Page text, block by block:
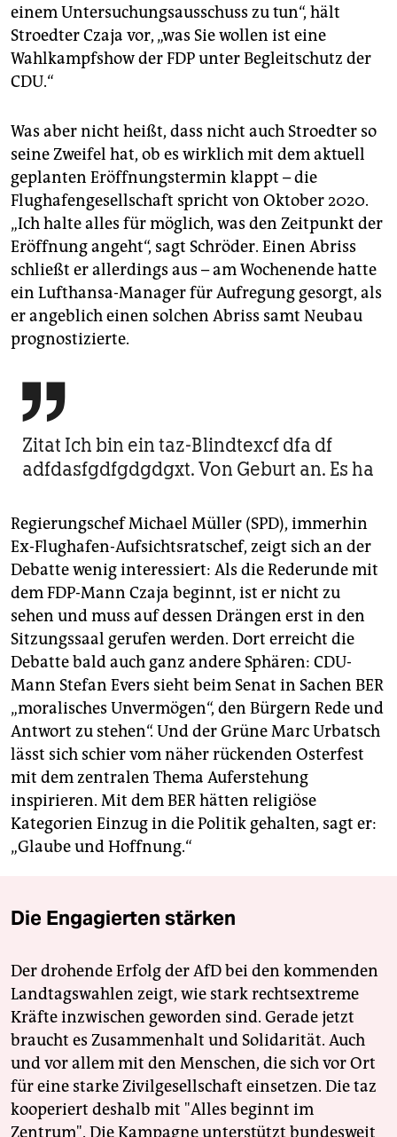
einem Untersuchungsausschuss zu tun“, hält
Stroedter Czaja vor, „was Sie wollen ist eine
Wahlkampfshow der FDP unter Begleitschutz der
CDU.“
Was aber nicht heißt, dass nicht auch Stroedter so
seine Zweifel hat, ob es wirklich mit dem aktuell
geplanten Eröffnungstermin klappt – die
Flughafengesellschaft spricht von Oktober 2020.
„Ich halte alles für möglich, was den Zeitpunkt der
Eröffnung angeht“, sagt Schröder. Einen Abriss
schließt er allerdings aus – am Wochenende hatte
ein Lufthansa-Manager für Aufregung gesorgt, als
er angeblich einen solchen Abriss samt Neubau
prognostizierte.

Zitat Ich bin ein taz-Blindtexcf dfa df
adfdasfgdfgdgdgxt. Von Geburt an. Es ha
Regierungschef Michael Müller (SPD), immerhin
Ex-Flughafen-Aufsichtsratschef, zeigt sich an der
Debatte wenig interessiert: Als die Rederunde mit
dem FDP-Mann Czaja beginnt, ist er nicht zu
sehen und muss auf dessen Drängen erst in den
Sitzungssaal gerufen werden. Dort erreicht die
Debatte bald auch ganz andere Sphären: CDU-
Mann Stefan Evers sieht beim Senat in Sachen BER
„moralisches Unvermögen“, den Bürgern Rede und
Antwort zu stehen“. Und der Grüne Marc Urbatsch
lässt sich schier vom näher rückenden Osterfest
mit dem zentralen Thema Auferstehung
inspirieren. Mit dem BER hätten religiöse
Kategorien Einzug in die Politik gehalten, sagt er:
„Glaube und Hoffnung.“
Die Engagierten stärken
Der drohende Erfolg der AfD bei den kommenden
Landtagswahlen zeigt, wie stark rechtsextreme
Kräfte inzwischen geworden sind. Gerade jetzt
braucht es Zusammenhalt und Solidarität. Auch
und vor allem mit den Menschen, die sich vor Ort
für eine starke Zivilgesellschaft einsetzen. Die taz
kooperiert deshalb mit "Alles beginnt im
Zentrum". Die Kampagne unterstützt bundesweit